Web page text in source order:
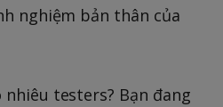
nghiệm bản thân của
testers? Bạn đang